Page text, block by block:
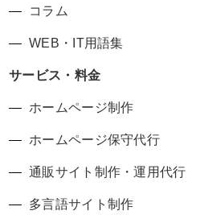
コラム
WEB・IT用語集
サービス・料金
ホームページ制作
ホームページ保守代行
通販サイト制作・運用代行
多言語サイト制作